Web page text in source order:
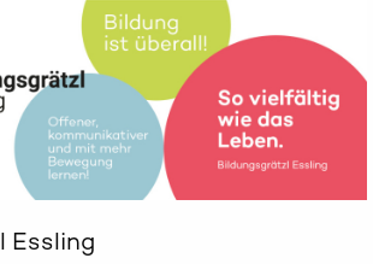
Essling